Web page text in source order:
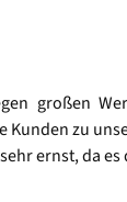
großen
Kunden zu
ernst, da